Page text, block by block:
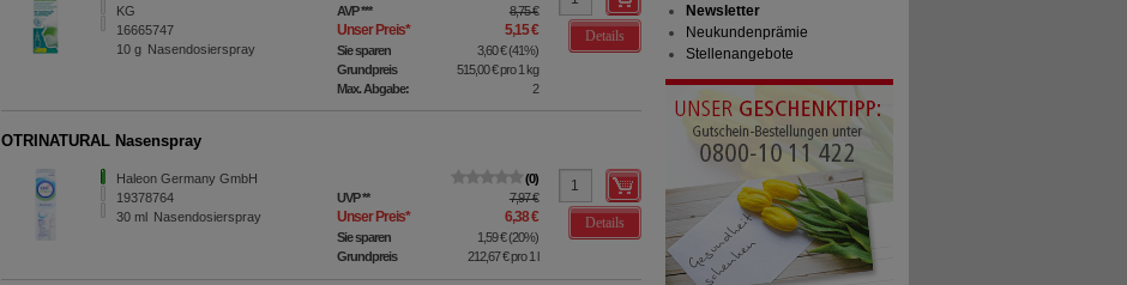
KG
16665747
10g Nasendosierspray
AVP*** 8,75 €
Unser Preis* 5,15 €
Sie sparen 3,60 €(41%)
Grundpreis
515,00 €pro 1 kg
Max. Abgabe:
2
Details
OTRINATURAL Nasenspray
Haleon Germany GmbH
19378764
30 ml Nasendosierspray
0
UVP** 7,97 €
Unser Preis* 6,38 €
Sie sparen 1,59 €(20%)
Grundpreis
212,67 €pro 1 l
Details
Newsletter
Neukundenprämie
Stellenangebote